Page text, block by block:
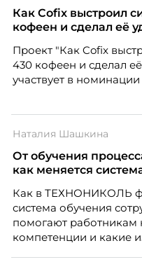
Как Cofix выстроил
кофеен и сделал её
Проект "Как Cofix
430 кофеен и сделал
участвует в
Наталия Шашкина
От обучения
как меняется
Как в ТЕХНОНИКОЛЬ
система обучения
помогают
компетенции и какие